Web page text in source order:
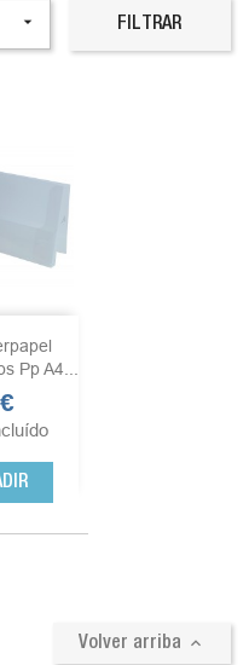
 FILTRAR
Pp A4...
Volver arriba 